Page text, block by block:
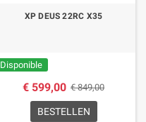
XP DEUS 22RC X35
Disponible
€ 599,00 € 849,00
BESTELLEN